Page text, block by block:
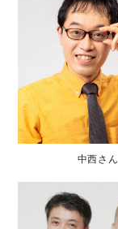
中西さん